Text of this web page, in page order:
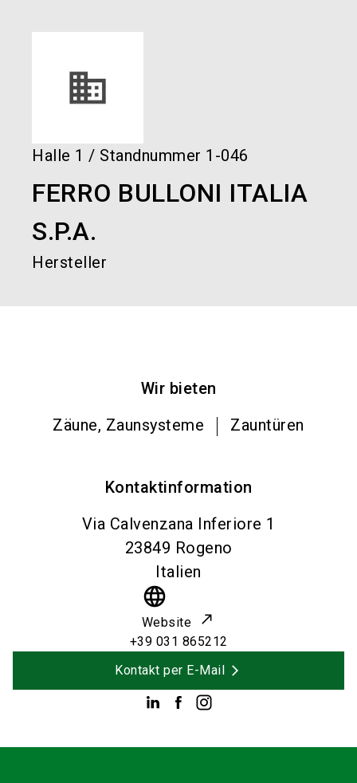
Halle 1 / Standnummer 1-046
FERRO BULLONI ITALIA
S.P.A.
Hersteller
Wir bieten
Zäune, Zaunsysteme
Zauntüren
Kontaktinformation
Via Calvenzana Inferiore 1
23849 Rogeno
Italien
language
Website
+39 031 865212
Kontakt per E-Mail